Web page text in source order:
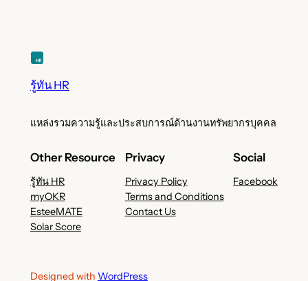
รู้ทัน HR
แหล่งรวมความรู้และประสบการณ์ด้านงานทรัพยากรบุคคล
Other Resource
รู้ทัน HR
myOKR
EsteeMATE
Solar Score
Privacy
Privacy Policy
Terms and Conditions
Contact Us
Social
Facebook
Designed with WordPress